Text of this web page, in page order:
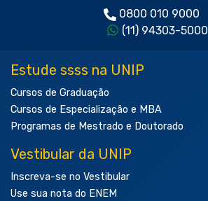
0800 010 9000
(11) 94303-5000
Estude ssss na UNIP
Cursos de Graduação
Cursos de Especialização e MBA
Programas de Mestrado e Doutorado
Vestibular da UNIP
Inscreva-se no Vestibular
Use sua nota do ENEM